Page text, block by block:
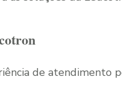
de atendimento